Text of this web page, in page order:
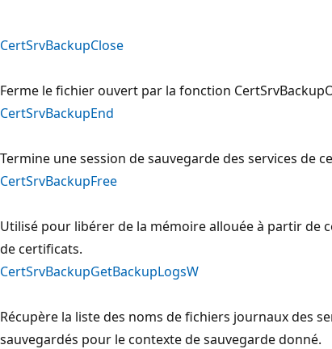
CertSrvBackupClose
Ferme le fichier ouvert par la fonction
CertSrvBackupEnd
Termine une session de sauvegarde des services de
CertSrvBackupFree
Utilisé pour libérer de la mémoire allouée à partir de
de certificats.
CertSrvBackupGetBackupLogsW
Récupère la liste des noms de fichiers journaux des
sauvegardés pour le contexte de sauvegarde donné.